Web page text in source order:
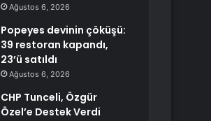
Ağustos 6, 2026
Popeyes devinin çöküşü:
39 restoran kapandı,
23’ü satıldı
Ağustos 6, 2026
CHP Tunceli, Özgür
Özel’e Destek Verdi